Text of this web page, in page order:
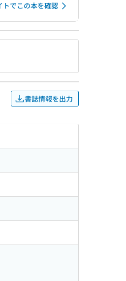
トでこの本を確認
書誌情報を出力